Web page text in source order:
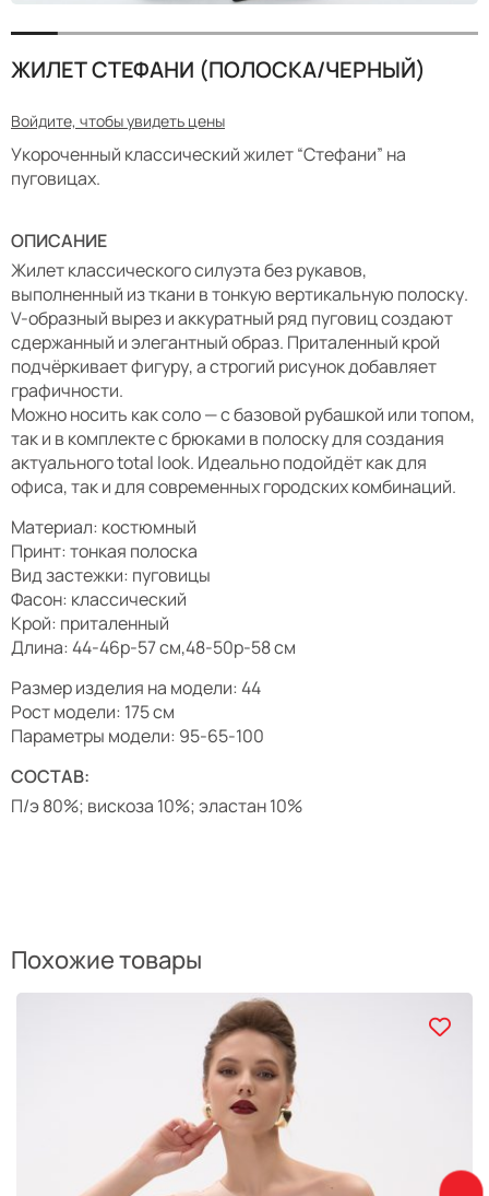
ЖИЛЕТ СТЕФАНИ (ПОЛОСКА/ЧЕРНЫЙ)
Войдите, чтобы увидеть цены
Укороченный классический жилет “Стефани” на
пуговицах.
ОПИСАНИЕ
Жилет классического силуэта без рукавов,
выполненный из ткани в тонкую вертикальную полоску.
V-образный вырез и аккуратный ряд пуговиц создают
сдержанный и элегантный образ. Приталенный крой
подчёркивает фигуру, а строгий рисунок добавляет
графичности.
Можно носить как соло — с базовой рубашкой или топом,
так и в комплекте с брюками в полоску для создания
актуального total look. Идеально подойдёт как для
офиса, так и для современных городских комбинаций.
Материал: костюмный
Принт: тонкая полоска
Вид застежки: пуговицы
Фасон: классический
Крой: приталенный
Длина: 44-46р-57 см,48-50р-58 см
Размер изделия на модели: 44
Рост модели: 175 см
Параметры модели: 95-65-100
СОСТАВ:
П/э 80%; вискоза 10%; эластан 10%
Похожие товары